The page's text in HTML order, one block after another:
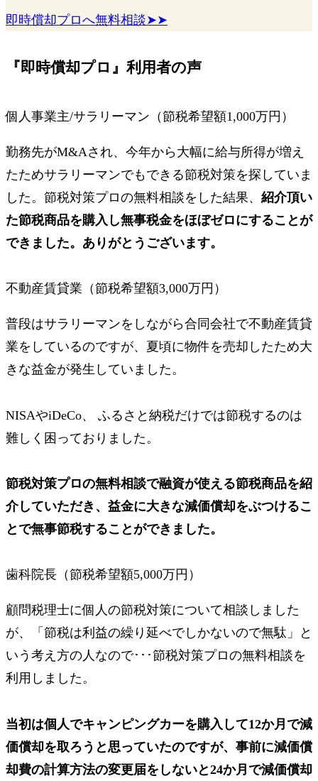
即時償却プロへ無料相談➤➤
『即時償却プロ』利用者の声
個人事業主/サラリーマン（節税希望額1,000万円）
勤務先がM&Aされ、今年から大幅に給与所得が増え
たためサラリーマンでもできる節税対策を探していま
した。節税対策プロの無料相談をした結果、 紹介頂い
た節税商品を購入し無事税金をほぼゼロにすることが
できました。ありがとうございます。
不動産賃貸業（節税希望額3,000万円）
普段はサラリーマンをしながら合同会社で不動産賃貸
業をしているのですが、夏頃に物件を売却したため大
きな益金が発生していました。
NISAやiDeCo、 ふるさと納税だけでは節税するのは
難しく困っておりました。
節税対策プロの無料相談で融資が使える節税商品を紹
介していただき、益金に大きな減価償却をぶつけるこ
とで無事節税することができました。
歯科院長（節税希望額5,000万円）
顧問税理士に個人の節税対策について相談しました
が、「節税は利益の繰り延べでしかないので無駄」と
いう考え方の人なので･･･節税対策プロの無料相談を
利用しました。
当初は個人でキャンピングカーを購入して12か月で減
価償却を取ろうと思っていたのですが、事前に減価償
却費の計算方法の変更届をしないと24か月で減価償却